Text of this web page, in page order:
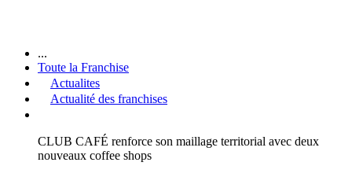
...
Toute la Franchise
Actualites
Actualité des franchises
CLUB CAFÉ renforce son maillage territorial avec deux
nouveaux coffee shops